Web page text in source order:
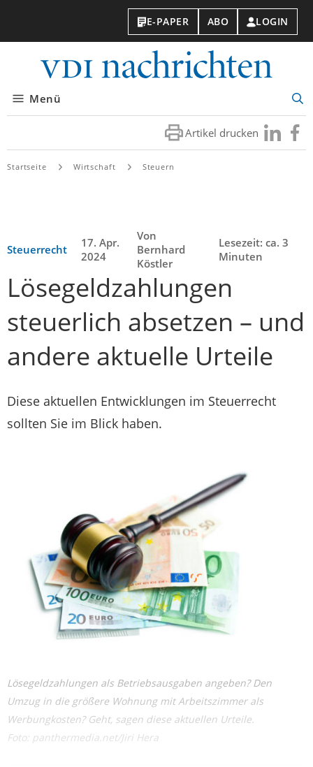
E-PAPER ABO LOGIN
Menü
Artikel drucken Besuchen
Sie
Sie
Startseite Wirtschaft Steuern
Steuerrecht
17. Apr.
2024
Von
Bernhard
Köstler
Lesezeit: ca. 3
Minuten
Lösegeldzahlungen
steuerlich absetzen – und
andere aktuelle Urteile
Diese aktuellen Entwicklungen im Steuerrecht
sollten Sie im Blick haben.
Lösegeldzahlungen als Betriebsausgaben angeben? Den
Umzug in die größere Wohnung mit Arbeitszimmer als
Werbungkosten? Geht, sagen diese aktuellen Urteile.
Foto: panthermedia.net/Jiri Hera